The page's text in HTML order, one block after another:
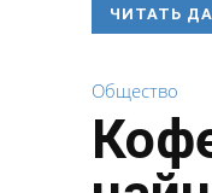
ЧИТАТЬ
Общество